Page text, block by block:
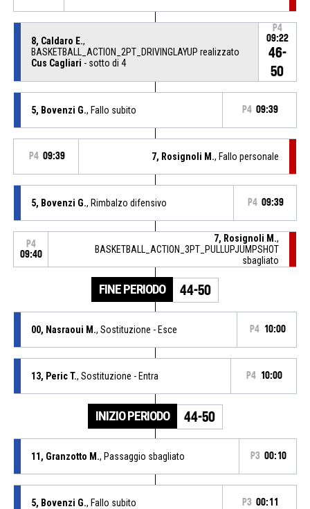
8, Caldaro E.,
BASKETBALL_ACTION_2PT_DRIVINGLAYUP realizzato
Cus Cagliari - sotto di 4
P4
09:22
46-
50
5, Bovenzi G., Fallo subito P4 09:39
P4 09:39 7, Rosignoli M., Fallo personale
5, Bovenzi G., Rimbalzo difensivo P4 09:39
P4
09:40
7, Rosignoli M.,
BASKETBALL_ACTION_3PT_PULLUPJUMPSHOT
sbagliato
FINE PERIODO 44-50
00, Nasraoui M., Sostituzione - Esce P4 10:00
13, Peric T., Sostituzione - Entra P4 10:00
INIZIO PERIODO 44-50
11, Granzotto M., Passaggio sbagliato P3 00:10
5, Bovenzi G., Fallo subito P3 00:11